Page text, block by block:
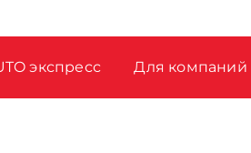
экспресс Для компаний